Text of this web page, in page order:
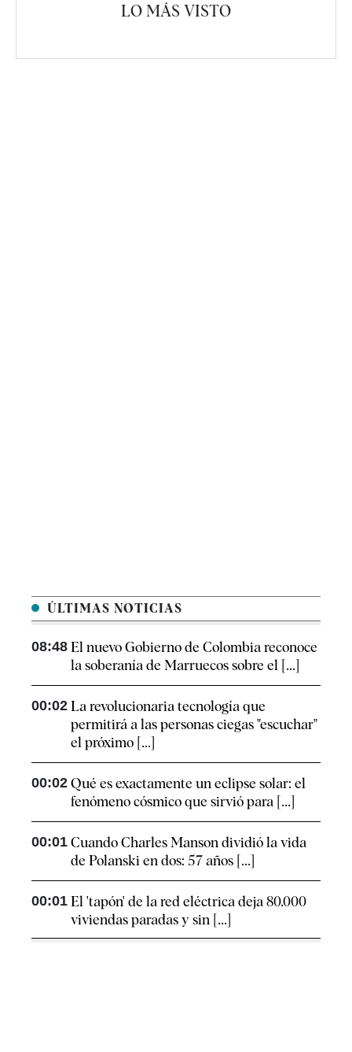
LO MÁS VISTO
ÚLTIMAS NOTICIAS
08:48 El nuevo Gobierno de Colombia reconoce
la soberanía de Marruecos sobre el [...]
00:02 La revolucionaria tecnología que
permitirá a las personas ciegas "escuchar"
el próximo [...]
00:02 Qué es exactamente un eclipse solar: el
fenómeno cósmico que sirvió para [...]
00:01 Cuando Charles Manson dividió la vida
de Polanski en dos: 57 años [...]
00:01 El 'tapón' de la red eléctrica deja 80.000
viviendas paradas y sin [...]